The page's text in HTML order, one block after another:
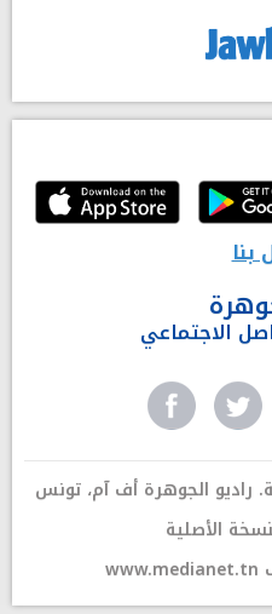
بنا
الاجتماعي
الأصلية
www.medianet.tn